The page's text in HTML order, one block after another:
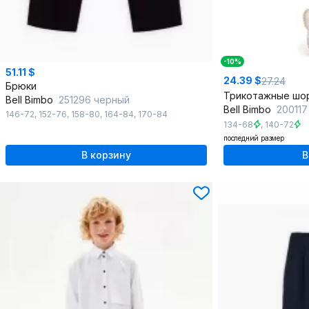
51.11 $
Брюки
Bell Bimbo 251296 черный
146-72, 152-76, 158-80, 164-84, 170-84
В корзину
-10%
24.39 $27.24
Bell Bimbo
134-68 , 140-72
последний размер